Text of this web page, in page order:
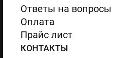
Ответы на вопросы
Оплата
Прайс лист
КОНТАКТЫ